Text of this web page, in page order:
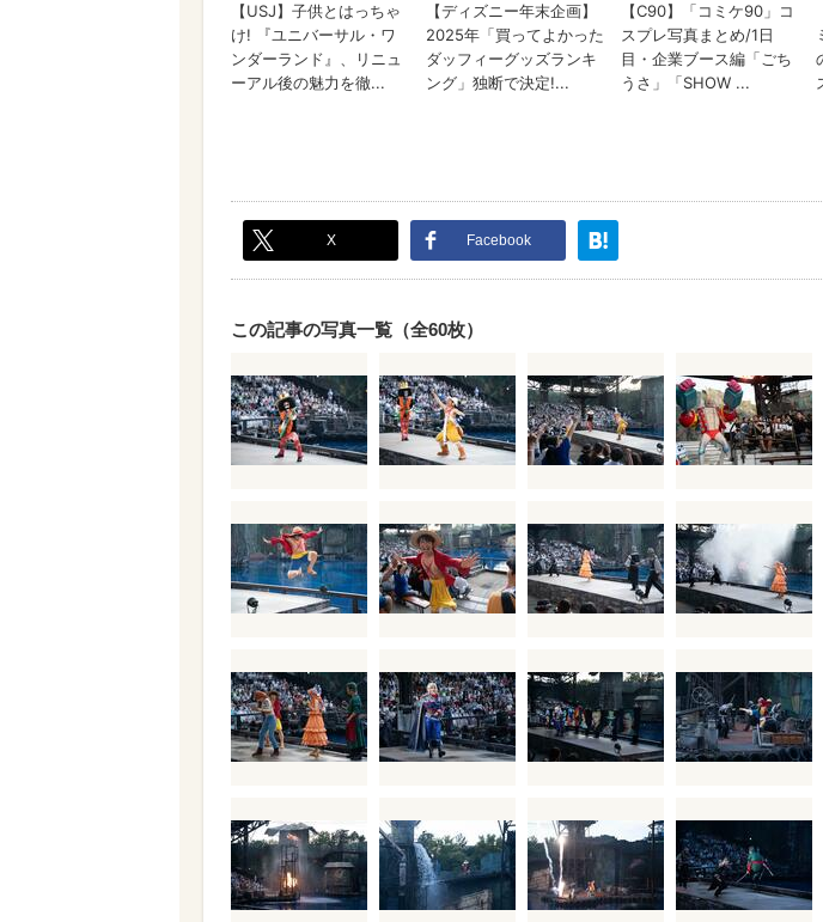
X Facebook
この記事の写真一覧（全60枚）